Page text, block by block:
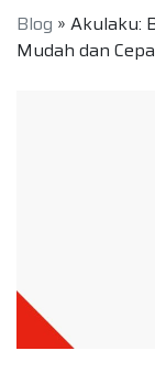
Blog » Akulaku:
Mudah dan